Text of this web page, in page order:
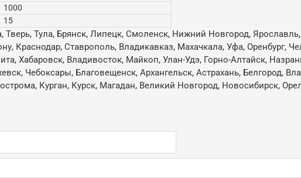
1000
15
Тверь, Тула, Брянск, Липецк, Смоленск, Нижний Новгород,
Краснодар, Ставрополь, Владикавказ, Махачкала, Уфа, Оренбург,
Хабаровск, Владивосток, Майкоп, Улан-Удэ, Горно-Алтайск,
Чебоксары, Благовещенск, Архангельск, Астрахань, Белгород,
Курган, Курск, Магадан, Великий Новгород, Новосибирск,